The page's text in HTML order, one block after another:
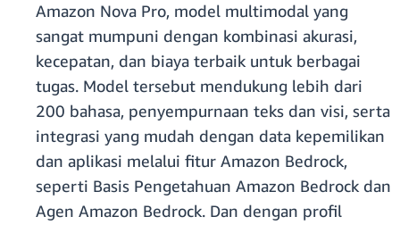
Amazon Nova Pro, model multimodal yang
sangat mumpuni dengan kombinasi akurasi,
kecepatan, dan biaya terbaik untuk berbagai
tugas. Model tersebut mendukung lebih dari
200 bahasa, penyempurnaan teks dan visi, serta
integrasi yang mudah dengan data kepemilikan
dan aplikasi melalui fitur Amazon Bedrock,
seperti Basis Pengetahuan Amazon Bedrock dan
Agen Amazon Bedrock. Dan dengan profil